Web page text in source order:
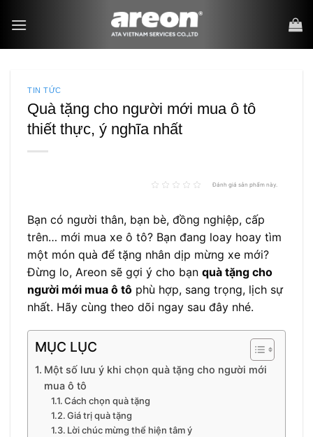
qua
TIN TỨC
Quà tặng cho người mới mua ô tô
thiết thực, ý nghĩa nhất
Đánh giá sản phẩm này.
Bạn có người thân, bạn bè, đồng nghiệp, cấp
trên… mới mua xe ô tô? Bạn đang loay hoay tìm
một món quà để tặng nhân dịp mừng xe mới?
Đừng lo, Areon sẽ gợi ý cho bạn quà tặng cho
người mới mua ô tô phù hợp, sang trọng, lịch sự
nhất. Hãy cùng theo dõi ngay sau đây nhé.
MỤC LỤC
Một số lưu ý khi chọn quà tặng cho người mới
mua ô tô
Cách chọn quà tặng
Giá trị quà tặng
Lời chúc mừng thể hiện tâm ý